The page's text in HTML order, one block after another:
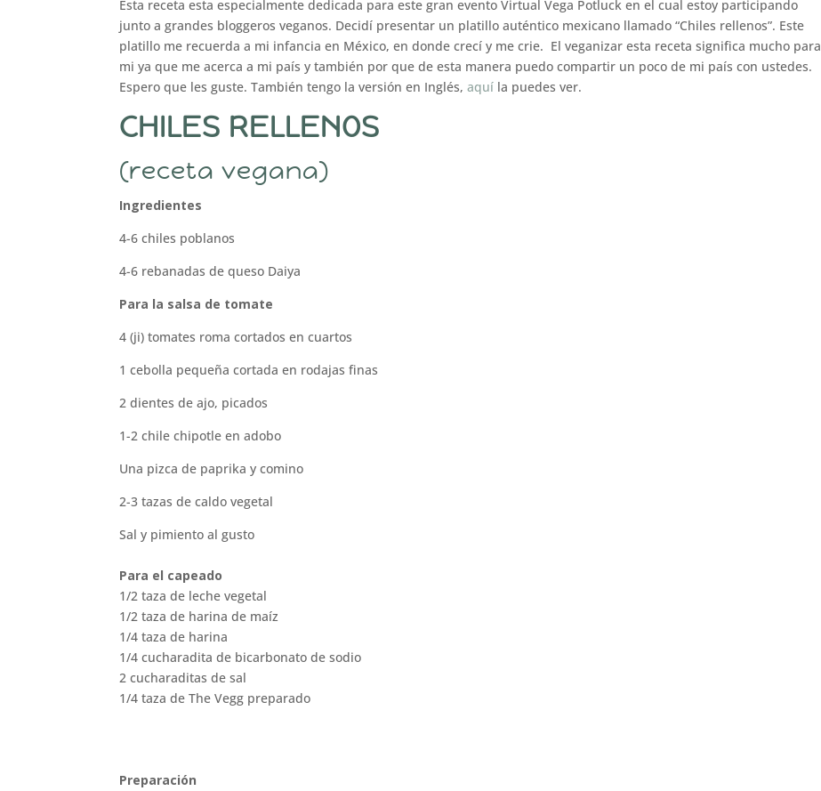
Esta receta esta especialmente dedicada para este gran evento Virtual Vega Potluck en el cual estoy participando
junto a grandes bloggeros veganos. Decidí presentar un platillo auténtico mexicano llamado “Chiles rellenos”. Este
platillo me recuerda a mi infancia en México, en donde crecí y me crie. El veganizar esta receta significa mucho para
mi ya que me acerca a mi país y también por que de esta manera puedo compartir un poco de mi país con ustedes.
Espero que les guste. También tengo la versión en Inglés,aquí la puedes ver.
CHILES RELLENOS
(receta vegana)
Ingredientes
4-6 chiles poblanos
4-6 rebanadas de queso Daiya
Para la salsa de tomate
4 (ji) tomates roma cortados en cuartos
1 cebolla pequeña cortada en rodajas finas
2 dientes de ajo, picados
1-2 chile chipotle en adobo
Una pizca de paprika y comino
2-3 tazas de caldo vegetal
Sal y pimiento al gusto
Para el capeado
1/2 taza de leche vegetal
1/2 taza de harina de maíz
1/4 taza de harina
1/4 cucharadita de bicarbonato de sodio
2 cucharaditas de sal
1/4 taza de The Vegg preparado
Preparación